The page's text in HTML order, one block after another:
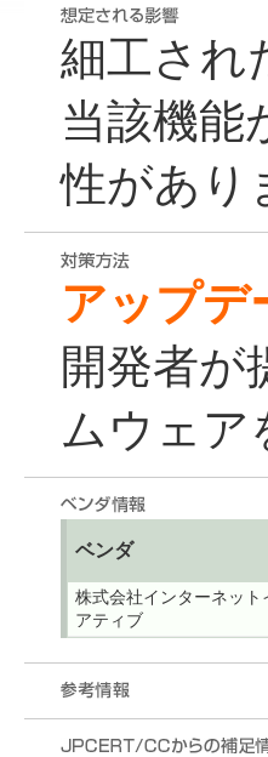
細工され
当該機能
性があり
アップデ
開発者が
ムウェア
ベンダ
株式会社インターネット
アティブ